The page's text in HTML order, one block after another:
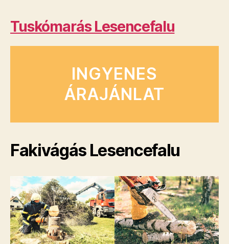
Tuskómarás Lesencefalu
INGYENES
ÁRAJÁNLAT
Fakivágás Lesencefalu